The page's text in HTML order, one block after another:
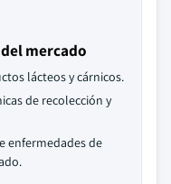
mercado
lácteos y cárnicos.
de recolección y
enfermedades de